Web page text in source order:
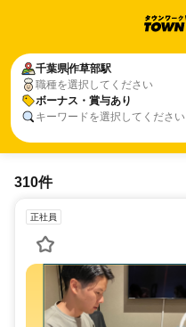
千葉県作草部駅
職種を選択してください
ボーナス・賞与あり
キーワードを選択してください
310件
正社員